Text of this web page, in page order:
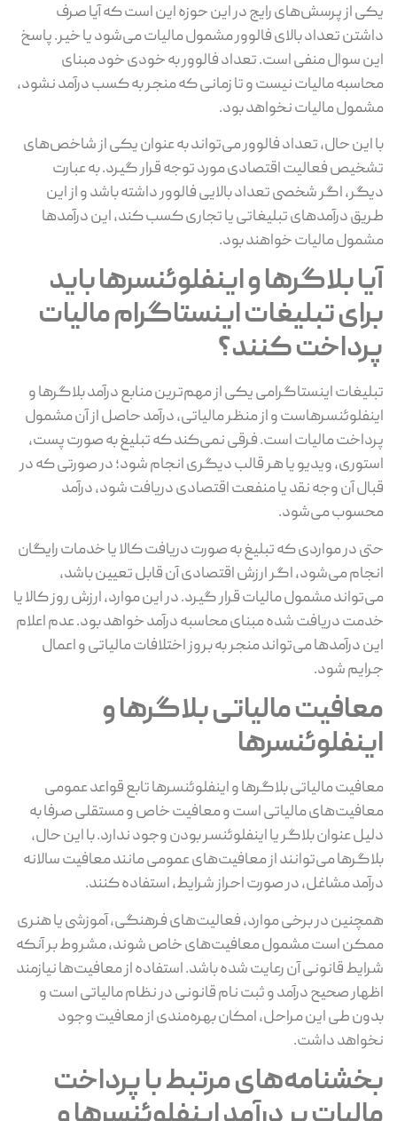
یکی از پرسش‌های رایج در این حوزه این است که آیا صرف
داشتن تعداد بالای فالوور مشمول مالیات می‌شود یا خیر. پاسخ
این سوال منفی است. تعداد فالوور به خودی خود مبنای
محاسبه مالیات نیست و تا زمانی که منجر به کسب درآمد نشود،
مشمول مالیات نخواهد بود.
با این حال، تعداد فالوور می‌تواند به عنوان یکی از شاخص‌های
تشخیص فعالیت اقتصادی مورد توجه قرار گیرد. به عبارت
دیگر، اگر شخصی تعداد بالایی فالوور داشته باشد و از این
طریق درآمدهای تبلیغاتی یا تجاری کسب کند، این درآمدها
مشمول مالیات خواهند بود.
آیا بلاگرها و اینفلوئنسرها باید
برای تبلیغات اینستاگرام مالیات
پرداخت کنند؟
تبلیغات اینستاگرامی یکی از مهم‌ترین منابع درآمد بلاگرها و
اینفلوئنسرهاست و از منظر مالیاتی، درآمد حاصل از آن مشمول
پرداخت مالیات است. فرقی نمی‌کند که تبلیغ به صورت پست،
استوری، ویدیو یا هر قالب دیگری انجام شود؛ در صورتی که در
قبال آن وجه نقد یا منفعت اقتصادی دریافت شود، درآمد
محسوب می‌شود.
حتی در مواردی که تبلیغ به صورت دریافت کالا یا خدمات رایگان
انجام می‌شود، اگر ارزش اقتصادی آن قابل تعیین باشد،
می‌تواند مشمول مالیات قرار گیرد. در این موارد، ارزش روز کالا یا
خدمت دریافت شده مبنای محاسبه درآمد خواهد بود. عدم اعلام
این درآمدها می‌تواند منجر به بروز اختلافات مالیاتی و اعمال
جرایم شود.
معافیت مالیاتی بلاگرها و
اینفلوئنسرها
معافیت مالیاتی بلاگرها و اینفلوئنسرها تابع قواعد عمومی
معافیت‌های مالیاتی است و معافیت خاص و مستقلی صرفا به
دلیل عنوان بلاگر یا اینفلوئنسر بودن وجود ندارد. با این حال،
بلاگرها می‌توانند از معافیت‌های عمومی مانند معافیت سالانه
درآمد مشاغل، در صورت احراز شرایط، استفاده کنند.
همچنین در برخی موارد، فعالیت‌های فرهنگی، آموزشی یا هنری
ممکن است مشمول معافیت‌های خاص شوند، مشروط بر آنکه
شرایط قانونی آن رعایت شده باشد. استفاده از معافیت‌ها نیازمند
اظهار صحیح درآمد و ثبت نام قانونی در نظام مالیاتی است و
بدون طی این مراحل، امکان بهره‌مندی از معافیت وجود
نخواهد داشت.
بخشنامه‌های مرتبط با پرداخت